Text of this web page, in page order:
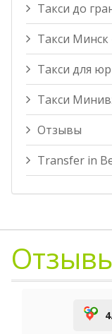
Такси до
Такси
Такси для
Такси
Отзывы
Transfer in